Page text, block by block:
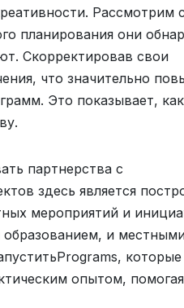
Рассмотрим
планирования они
Скорректировав свои
что значительно
Это показывает, как
партнерства с
здесь является
мероприятий и
и
которые
опытом,